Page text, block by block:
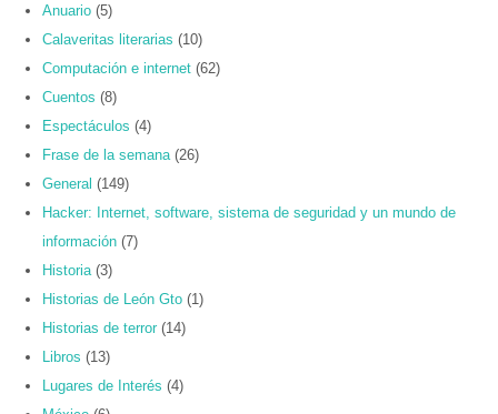
Anuario (5)
Calaveritas literarias (10)
Computación e internet (62)
Cuentos (8)
Espectáculos (4)
Frase de la semana (26)
General (149)
Hacker: Internet, software, sistema de seguridad y un mundo de
información (7)
Historia (3)
Historias de León Gto (1)
Historias de terror (14)
Libros (13)
Lugares de Interés (4)